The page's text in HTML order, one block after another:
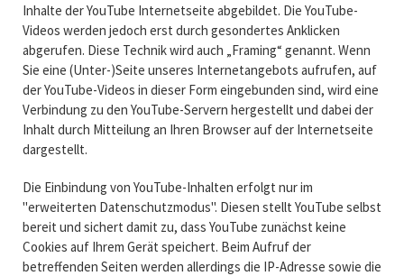
Inhalte der YouTube Internetseite abgebildet. Die YouTube-
Videos werden jedoch erst durch gesondertes Anklicken
abgerufen. Diese Technik wird auch „Framing“ genannt. Wenn
Sie eine (Unter-)Seite unseres Internetangebots aufrufen, auf
der YouTube-Videos in dieser Form eingebunden sind, wird eine
Verbindung zu den YouTube-Servern hergestellt und dabei der
Inhalt durch Mitteilung an Ihren Browser auf der Internetseite
dargestellt.
Die Einbindung von YouTube-Inhalten erfolgt nur im
"erweiterten Datenschutzmodus". Diesen stellt YouTube selbst
bereit und sichert damit zu, dass YouTube zunächst keine
Cookies auf Ihrem Gerät speichert. Beim Aufruf der
betreffenden Seiten werden allerdings die IP-Adresse sowie die